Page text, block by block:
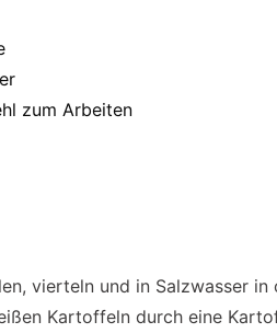
zum Arbeiten
vierteln und in Salzwasser in
Kartoffeln durch eine